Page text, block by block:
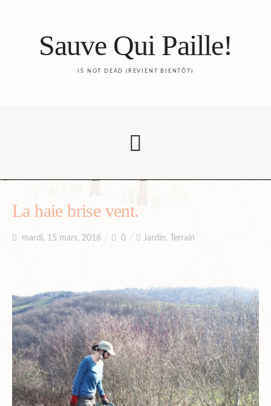
Sauve Qui Paille!
IS NOT DEAD (REVIENT BIENTÔT)
Accueil
Le Blog
Planning
Chantiers en cours et à venir.
Chantiers Participatifs
La haie brise vent.
mardi, 15 mars, 2016 0 Jardin, Terrain